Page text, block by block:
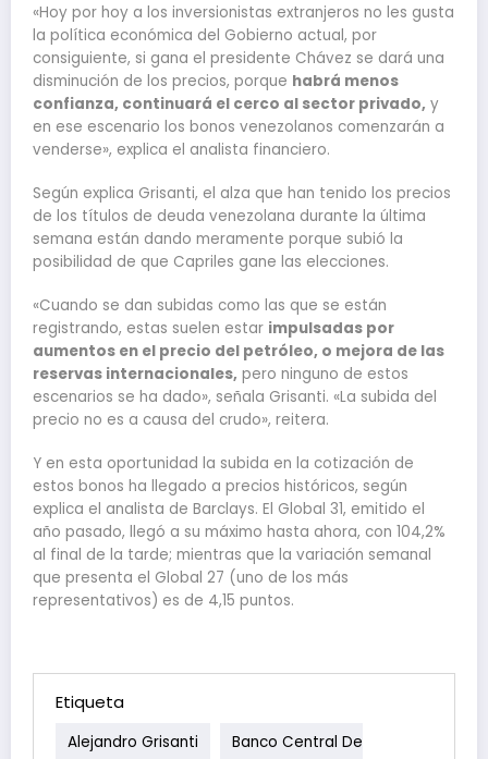
«Hoy por hoy a los inversionistas extranjeros no les gusta
la política económica del Gobierno actual, por
consiguiente, si gana el presidente Chávez se dará una
disminución de los precios, porque habrá menos
confianza, continuará el cerco al sector privado, y
en ese escenario los bonos venezolanos comenzarán a
venderse», explica el analista financiero.
Según explica Grisanti, el alza que han tenido los precios
de los títulos de deuda venezolana durante la última
semana están dando meramente porque subió la
posibilidad de que Capriles gane las elecciones.
«Cuando se dan subidas como las que se están
registrando, estas suelen estar impulsadas por
aumentos en el precio del petróleo, o mejora de las
reservas internacionales, pero ninguno de estos
escenarios se ha dado», señala Grisanti. «La subida del
precio no es a causa del crudo», reitera.
Y en esta oportunidad la subida en la cotización de
estos bonos ha llegado a precios históricos, según
explica el analista de Barclays. El Global 31, emitido el
año pasado, llegó a su máximo hasta ahora, con 104,2%
al final de la tarde; mientras que la variación semanal
que presenta el Global 27 (uno de los más
representativos) es de 4,15 puntos.
Etiqueta
Alejandro Grisanti Banco Central De